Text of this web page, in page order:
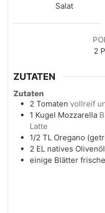
Salat
2
ZUTATEN
Zutaten
2 Tomaten vollreif
1 Kugel Mozzarella
Latte
1/2 TL Oregano
2 EL natives
einige Blätter